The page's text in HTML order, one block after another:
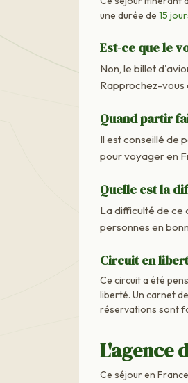
une durée de 15
Est-ce que le
Non, le billet
Rapprochez-vous
Quand partir
Il est conseillé de
pour voyager en
Quelle est la
La difficulté de ce
personnes en
Circuit en
Ce circuit a été
liberté. Un carnet
réservations sont
L'agence
Ce séjour en